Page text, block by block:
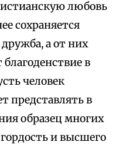
любовь
сохраняется
а от них
в
человек
представлять в
образец многих
и высшего